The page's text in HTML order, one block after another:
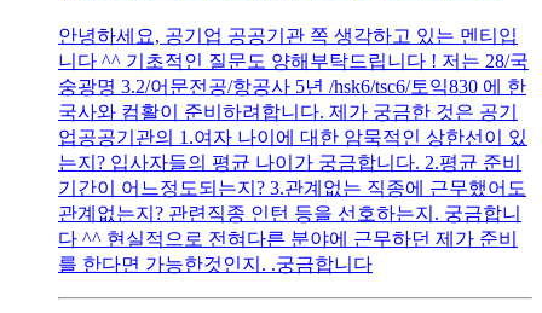
안녕하세요, 공기업 공공기관 쪽 생각하고 있는 멘티입
니다 ^^ 기초적인 질문도 양해부탁드립니다 ! 저는 28/국
숭광명 3.2/어문전공/항공사 5년 /hsk6/tsc6/토익830 에 한
국사와 컴활이 준비하려합니다. 제가 궁금한 것은 공기
업공공기관의 1.여자 나이에 대한 암묵적인 상한선이 있
는지? 입사자들의 평균 나이가 궁금합니다. 2.평균 준비
기간이 어느정도되는지? 3.관계없는 직종에 근무했어도
관계없는지? 관련직종 인턴 등을 선호하는지. 궁금합니
다 ^^ 현실적으로 전혀다른 분야에 근무하던 제가 준비
를 한다면 가능한것인지. .궁금합니다